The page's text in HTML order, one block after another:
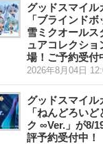
グッドスマイル
「ブラインド
雪ミクオールス
ュアコレクショ
場！ご予約受付
2026年8月04日
グッドスマイル
「ねんどろい
ク ∞Ver.」が8/
評予約受付中！